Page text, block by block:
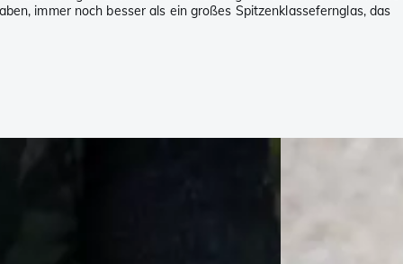
immer noch besser als ein großes Spitzenklassefernglas, das